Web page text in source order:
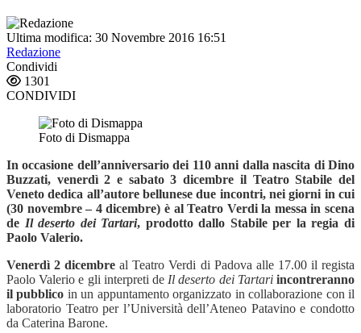
Ultima modifica: 30 Novembre 2016 16:51
Redazione
Condividi
1301
CONDIVIDI
Foto di Dismappa
In occasione dell’anniversario dei 110 anni dalla nascita di Dino
Buzzati, venerdì 2 e sabato 3 dicembre il Teatro Stabile del
Veneto dedica all’autore bellunese due incontri, nei giorni in cui
(30 novembre – 4 dicembre) è al Teatro Verdi la messa in scena
de Il deserto dei Tartari, prodotto dallo Stabile per la regia di
Paolo Valerio.
Venerdì 2 dicembre al Teatro Verdi di Padova alle 17.00 il regista
Paolo Valerio e gli interpreti de Il deserto dei Tartari incontreranno
il pubblico in un appuntamento organizzato in collaborazione con il
laboratorio Teatro per l’Università dell’Ateneo Patavino e condotto
da Caterina Barone.